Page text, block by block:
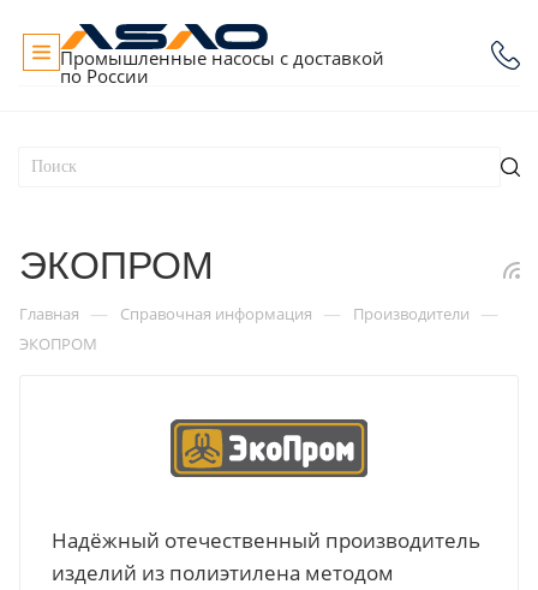
Промышленные насосы с доставкой
по России
ЭКОПРОМ
Главная — Справочная информация — Производители —
ЭКОПРОМ
Надёжный отечественный производитель
изделий из полиэтилена методом